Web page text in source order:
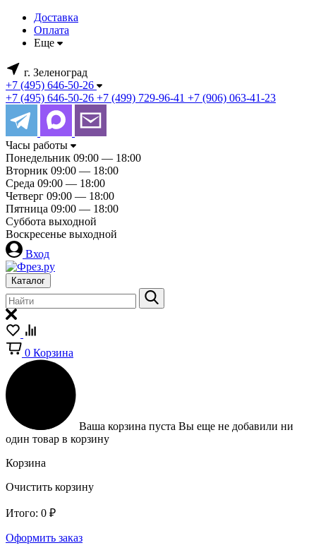
Доставка
Оплата
Еще
г. Зеленоград
+7 (495) 646-50-26
+7 (495) 646-50-26 +7 (499) 729-96-41 +7 (906) 063-41-23
Часы работы
Понедельник 09:00 — 18:00
Вторник 09:00 — 18:00
Среда 09:00 — 18:00
Четверг 09:00 — 18:00
Пятница 09:00 — 18:00
Суббота выходной
Воскресенье выходной
Вход
Каталог
0 Корзина
Ваша корзина пуста Вы еще не добавили ни
один товар в корзину
Корзина
Очистить корзину
Итого: 0 ₽
Оформить заказ